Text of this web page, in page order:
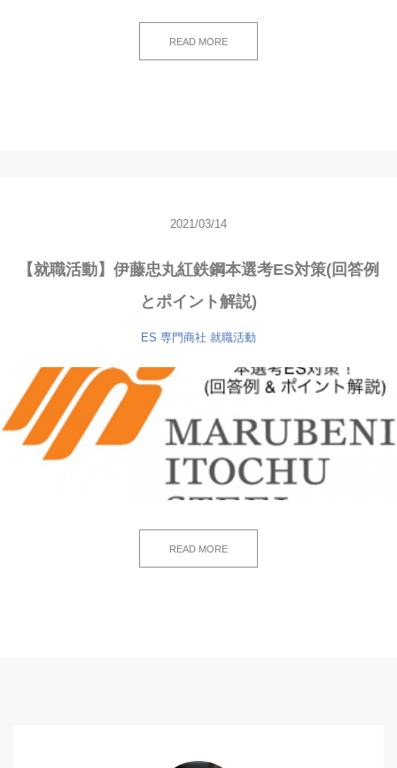
READ MORE
2021/03/14
【就職活動】伊藤忠丸紅鉄鋼本選考ES対策(回答例
とポイント解説)
ES 専門商社 就職活動
READ MORE